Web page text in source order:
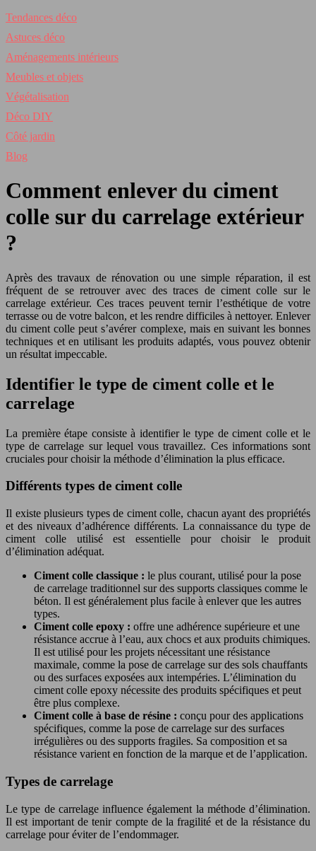
Tendances déco
Astuces déco
Aménagements intérieurs
Meubles et objets
Végétalisation
Déco DIY
Côté jardin
Blog
Comment enlever du ciment
colle sur du carrelage extérieur
?
Après des travaux de rénovation ou une simple réparation, il est
fréquent de se retrouver avec des traces de ciment colle sur le
carrelage extérieur. Ces traces peuvent ternir l’esthétique de votre
terrasse ou de votre balcon, et les rendre difficiles à nettoyer. Enlever
du ciment colle peut s’avérer complexe, mais en suivant les bonnes
techniques et en utilisant les produits adaptés, vous pouvez obtenir
un résultat impeccable.
Identifier le type de ciment colle et le
carrelage
La première étape consiste à identifier le type de ciment colle et le
type de carrelage sur lequel vous travaillez. Ces informations sont
cruciales pour choisir la méthode d’élimination la plus efficace.
Différents types de ciment colle
Il existe plusieurs types de ciment colle, chacun ayant des propriétés
et des niveaux d’adhérence différents. La connaissance du type de
ciment colle utilisé est essentielle pour choisir le produit
d’élimination adéquat.
Ciment colle classique : le plus courant, utilisé pour la pose
de carrelage traditionnel sur des supports classiques comme le
béton. Il est généralement plus facile à enlever que les autres
types.
Ciment colle epoxy : offre une adhérence supérieure et une
résistance accrue à l’eau, aux chocs et aux produits chimiques.
Il est utilisé pour les projets nécessitant une résistance
maximale, comme la pose de carrelage sur des sols chauffants
ou des surfaces exposées aux intempéries. L’élimination du
ciment colle epoxy nécessite des produits spécifiques et peut
être plus complexe.
Ciment colle à base de résine : conçu pour des applications
spécifiques, comme la pose de carrelage sur des surfaces
irrégulières ou des supports fragiles. Sa composition et sa
résistance varient en fonction de la marque et de l’application.
Types de carrelage
Le type de carrelage influence également la méthode d’élimination.
Il est important de tenir compte de la fragilité et de la résistance du
carrelage pour éviter de l’endommager.